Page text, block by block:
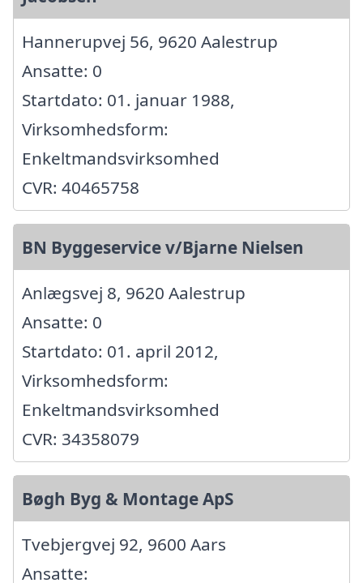
Hannerupvej 56, 9620 Aalestrup
Ansatte: 0
Startdato: 01. januar 1988,
Virksomhedsform:
Enkeltmandsvirksomhed
CVR: 40465758
BN Byggeservice v/Bjarne Nielsen
Anlægsvej 8, 9620 Aalestrup
Ansatte: 0
Startdato: 01. april 2012,
Virksomhedsform:
Enkeltmandsvirksomhed
CVR: 34358079
Bøgh Byg & Montage ApS
Tvebjergvej 92, 9600 Aars
Ansatte: